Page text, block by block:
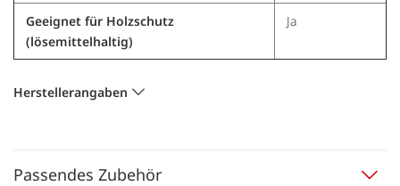
Geeignet für Holzschutz
(lösemittelhaltig)
Ja
Herstellerangaben
Passendes Zubehör